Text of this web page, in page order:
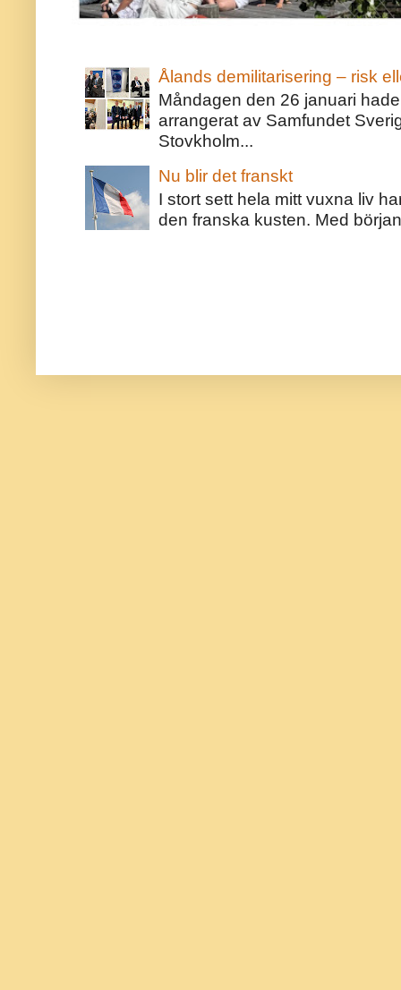
Ålands demilitarisering – risk
Måndagen den 26 januari
arrangerat av Samfundet
Stovkholm...
Nu blir det franskt
I stort sett hela mitt vuxna liv
den franska kusten. Med